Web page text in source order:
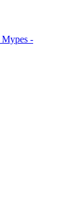
Mypes -